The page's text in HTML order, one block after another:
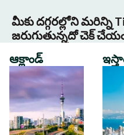
మీకు దగ్గరల్లోని మరిన్ని
జరుగుతున్నదో చెక్
ఆక్లాండ్